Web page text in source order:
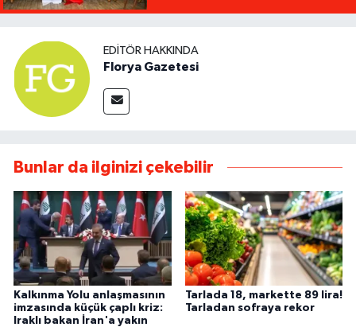
EDITÖR HAKKINDA
Florya Gazetesi
Bunlar da ilginizi çekebilir
Kalkınma Yolu anlaşmasının
imzasında küçük çaplı kriz:
Iraklı bakan İran'a yakın
Tarlada 18, markette 89 lira!
Tarladan sofraya rekor